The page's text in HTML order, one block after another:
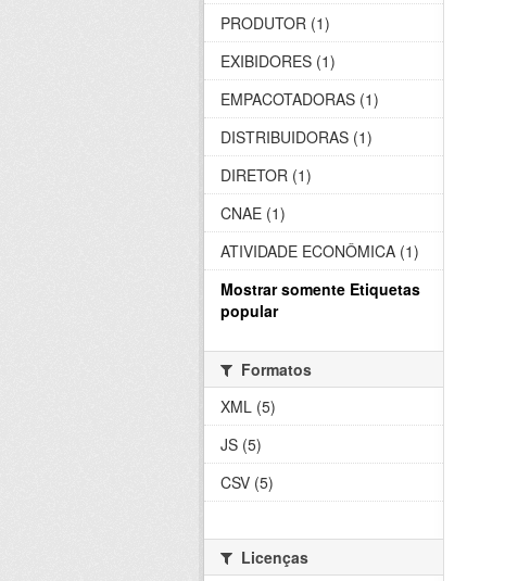
PRODUTOR (1)
EXIBIDORES (1)
EMPACOTADORAS (1)
DISTRIBUIDORAS (1)
DIRETOR (1)
CNAE (1)
ATIVIDADE ECONÔMICA (1)
Mostrar somente Etiquetas
popular
Formatos
XML (5)
JS (5)
CSV (5)
Licenças